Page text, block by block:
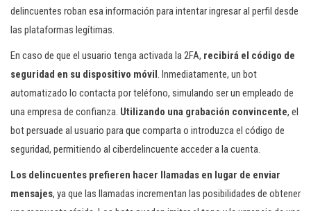
delincuentes roban esa información para intentar ingresar al perfil desde
las plataformas legítimas.
En caso de que el usuario tenga activada la 2FA, recibirá el código de
seguridad en su dispositivo móvil. Inmediatamente, un bot
automatizado lo contacta por teléfono, simulando ser un empleado de
una empresa de confianza. Utilizando una grabación convincente, el
bot persuade al usuario para que comparta o introduzca el código de
seguridad, permitiendo al ciberdelincuente acceder a la cuenta.
Los delincuentes prefieren hacer llamadas en lugar de enviar
mensajes, ya que las llamadas incrementan las posibilidades de obtener